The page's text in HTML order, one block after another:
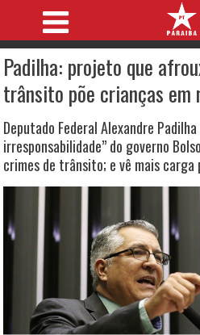
Padilha: projeto que
trânsito põe crianças em
Deputado Federal Alexandre
irresponsabilidade” do governo
crimes de trânsito; e vê mais carga